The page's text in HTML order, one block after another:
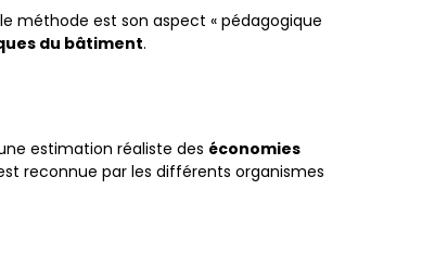
méthode est son aspect « pédagogique
du bâtiment.
estimation réaliste des économies
reconnue par les différents organismes